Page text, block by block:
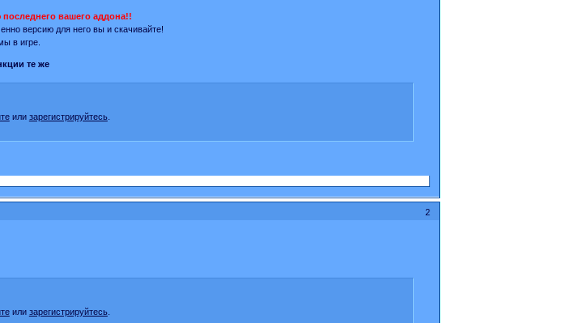
вашего аддона!!
версию для него вы и скачивайте!
в игре.
те же
или зарегистрируйтесь.
2
или зарегистрируйтесь.